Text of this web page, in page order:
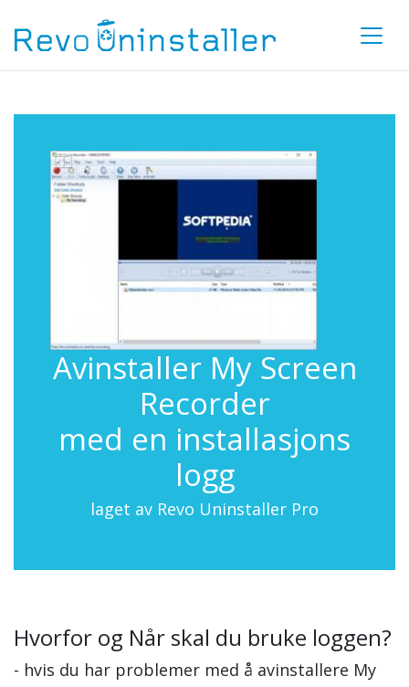
Avinstaller My Screen
Recorder
med en installasjons
logg
laget av Revo Uninstaller Pro
Hvorfor og Når skal du bruke loggen?
- hvis du har problemer med å avinstallere My